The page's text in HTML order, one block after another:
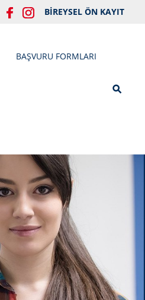
BİREYSEL ÖN KAYIT
BAŞVURU FORMLARI